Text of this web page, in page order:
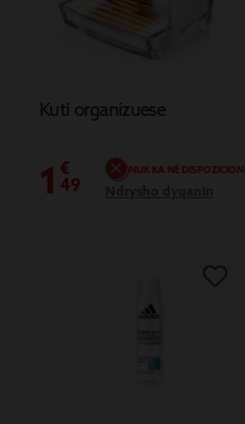
Kuti organizuese
1 €
49
NUK KA NË DISPOZICION